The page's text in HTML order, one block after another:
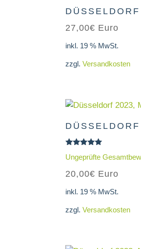
27,00€ Euro
inkl. 19 % MwSt.
zzgl.Versandkosten
mit
von 5
Ungeprüfte
20,00€ Euro
inkl. 19 % MwSt.
zzgl.Versandkosten